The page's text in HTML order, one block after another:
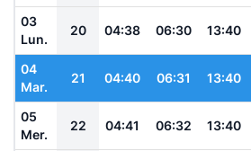
03
Lun.
20 04:38 06:30 13:40
04
Mar.
21 04:40 06:31 13:40
05
Mer.
22 04:41 06:32 13:40